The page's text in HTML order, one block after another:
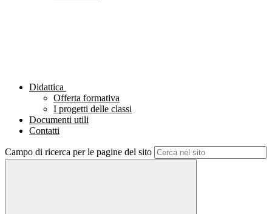
Didattica
Offerta formativa
I progetti delle classi
Documenti utili
Contatti
Campo di ricerca per le pagine del sito